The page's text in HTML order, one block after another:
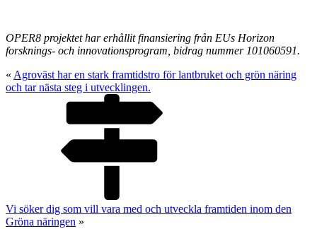
OPER8 projektet har erhållit finansiering från EUs Horizon
forsknings- och innovationsprogram, bidrag nummer 101060591.
« Agroväst har en stark framtidstro för lantbruket och grön näring
och tar nästa steg i utvecklingen.
Vi söker dig som vill vara med och utveckla framtiden inom den
Gröna näringen »